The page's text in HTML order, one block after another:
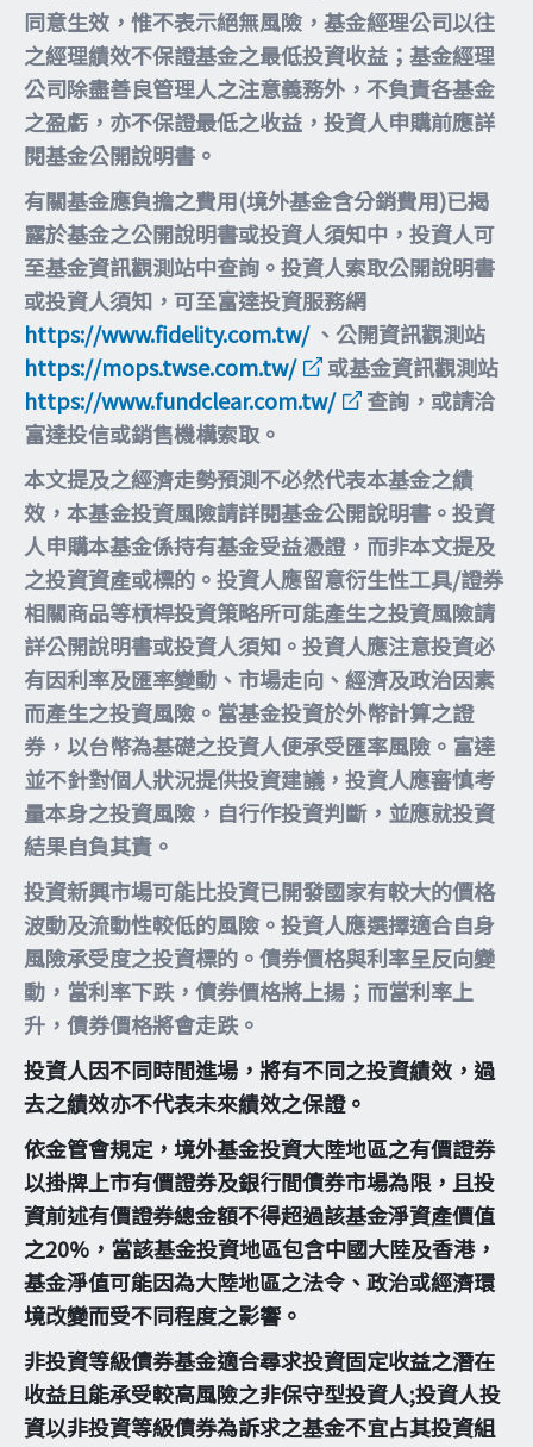
同意生效，惟不表示絕無風險，基金經理公司以往
之經理績效不保證基金之最低投資收益；基金經理
公司除盡善良管理人之注意義務外，不負責各基金
之盈虧，亦不保證最低之收益，投資人申購前應詳
閱基金公開說明書。
有關基金應負擔之費用(境外基金含分銷費用)已揭
露於基金之公開說明書或投資人須知中，投資人可
至基金資訊觀測站中查詢。投資人索取公開說明書
或投資人須知，可至富達投資服務網
https://www.fidelity.com.tw/、公開資訊觀測站
https://mops.twse.com.tw/
或基金資訊觀測站
https://www.fundclear.com.tw/
查詢，或請洽
富達投信或銷售機構索取。
本文提及之經濟走勢預測不必然代表本基金之績
效，本基金投資風險請詳閱基金公開說明書。投資
人申購本基金係持有基金受益憑證，而非本文提及
之投資資產或標的。投資人應留意衍生性工具/證券
相關商品等槓桿投資策略所可能產生之投資風險請
詳公開說明書或投資人須知。投資人應注意投資必
有因利率及匯率變動、市場走向、經濟及政治因素
而產生之投資風險。當基金投資於外幣計算之證
券，以台幣為基礎之投資人便承受匯率風險。富達
並不針對個人狀況提供投資建議，投資人應審慎考
量本身之投資風險，自行作投資判斷，並應就投資
結果自負其責。
投資新興市場可能比投資已開發國家有較大的價格
波動及流動性較低的風險。投資人應選擇適合自身
風險承受度之投資標的。債券價格與利率呈反向變
動，當利率下跌，債券價格將上揚；而當利率上
升，債券價格將會走跌。
投資人因不同時間進場，將有不同之投資績效，過
去之績效亦不代表未來績效之保證。
依金管會規定，境外基金投資大陸地區之有價證券
以掛牌上市有價證券及銀行間債券市場為限，且投
資前述有價證券總金額不得超過該基金淨資產價值
之20%，當該基金投資地區包含中國大陸及香港，
基金淨值可能因為大陸地區之法令、政治或經濟環
境改變而受不同程度之影響。
非投資等級債券基金適合尋求投資固定收益之潛在
收益且能承受較高風險之非保守型投資人;投資人投
資以非投資等級債券為訴求之基金不宜占其投資組